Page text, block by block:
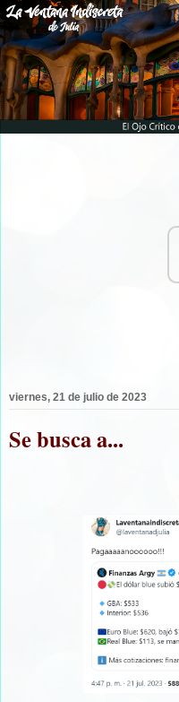
viernes, 21 de julio de 2023
Se busca a...